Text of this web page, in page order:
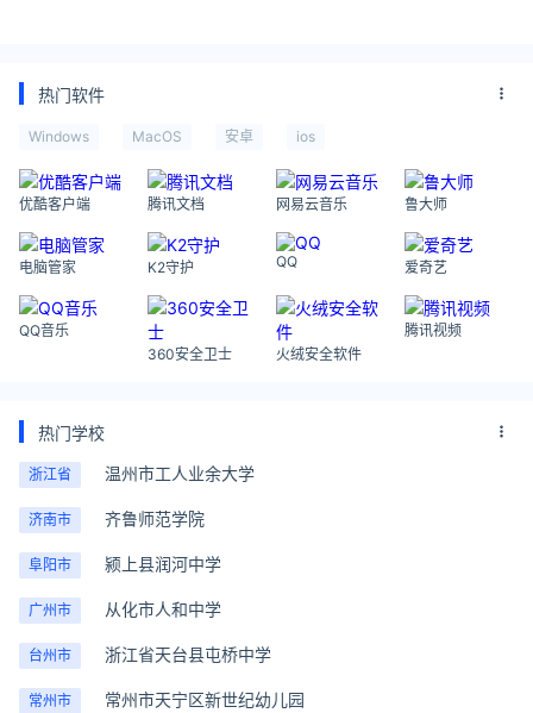
热门软件
Windows MacOS 安卓 ios
优酷客户端 腾讯文档 网易云音乐 鲁大师
电脑管家 K2守护 QQ 爱奇艺
QQ音乐
360安全卫士
火绒安全软件
腾讯视频
热门学校
浙江省 温州市工人业余大学
济南市 齐鲁师范学院
阜阳市 颍上县润河中学
广州市 从化市人和中学
台州市 浙江省天台县屯桥中学
常州市 常州市天宁区新世纪幼儿园